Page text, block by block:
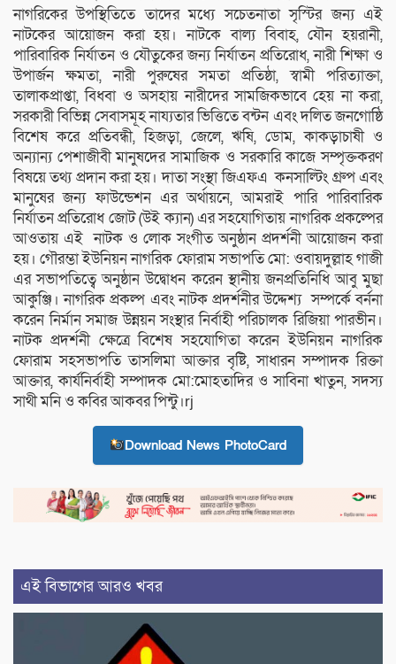
নাগ‌রি‌কের উপ‌স্থি‌তি‌তে তা‌দের ম‌ধ্যে স‌চেতনাতা সৃ‌স্টির জন্য এই
নাটকের আ‌য়োজন ক‌রা হয়। নাট‌কে বাল্য বিবাহ, যৌন হয়রানী,
পা‌রিবা‌রিক নির্যাতন ও যৌতু‌কের জন্য নির্যাতন প্র‌তি‌রোধ, নারী শিক্ষা ও
উপার্জন ক্ষমতা, নারী পুরু‌ষের সমতা প্র‌তিষ্ঠা, স্বামী প‌রিত্যাক্তা,
তালাকপ্রাপ্তা, বিধবা ও অসহায় নারী‌দের সাম‌জিকভা‌বে হেয় না করা,
সরকারী বি‌ভিন্ন সেবাসমূহ নায্যতার ভি‌ত্তি‌তে বন্টন এবং দ‌লিত জন‌গো‌ষ্ঠি
বি‌শেষ ক‌রে প্র‌তিবন্ধী, হিজড়া, জে‌লে, ঋ‌ষি, ডোম, কাকড়াচাষী ও
অন্যান্য পেশাজীবী মানুষ‌দের সামা‌জিক ও সরকা‌রি কা‌জে সম্পৃক্তকরণ
বিষ‌য়ে তথ্য প্রদান করা হয়। দাতা সংস্থা জিএফএ কনসা‌ল্টিং গ্রুপ এবং
মানু‌ষের জন্য ফাউ‌ন্ডেশন এর অর্থায়‌নে, আমরাই পা‌রি পা‌রিবা‌রিক
নির্যাতন প্র‌তি‌রোধ জোট (উই ক্যান) এর সহ‌যো‌গিতায় নাগ‌রিক প্রক‌ল্পের
আওতায় এই নাটক ও লোক সংগীত অনুষ্ঠান প্রদর্শনী আ‌য়োজন ক‌রা
হয়। গৌরম্ভা ইউ‌নিয়ন নাগ‌রিক ফোরাম সভাপ‌তি মো: ওবায়দুল্লাহ গাজী
এর সভাপ‌তি‌ত্বে অনুষ্ঠান উ‌দ্বোধন ক‌রেন স্থানীয় জনপ্র‌তি‌নি‌ধি আবু মুছা
আকুঞ্জি। নাগ‌রিক প্রকল্প এবং নাটক প্রদর্শনীর উ‌দ্দেশ্য সম্প‌র্কে বর্ননা
ক‌রেন নির্মান সমাজ উন্নয়ন সংস্থার নির্বাহী প‌রিচালক রি‌জিয়া পারভীন।
নাটক প্রদর্শনী ক্ষে‌ত্রে বি‌শেষ সহ‌যো‌গিতা ক‌রেন ইউ‌নিয়ন নাগ‌রিক
ফোরাম সহসভাপ‌তি তাস‌লিমা আক্তার বৃ‌ষ্টি, সাধারন সম্পাদক রিক্তা
আক্তার, কার্য‌নির্বাহী সম্পাদক মো:‌মোহতা‌দির ও সা‌বিনা খাতুন, সদস্য
সাথী ম‌নি ও ক‌বির আকবর পিন্টু।rj
Download News PhotoCard
এই বিভাগের আরও খবর